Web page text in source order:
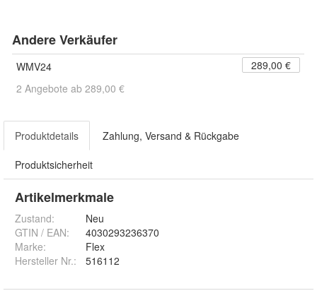
Andere Verkäufer
WMV24
289,00 €
2 Angebote ab 289,00 €
Produktdetails Zahlung, Versand & Rückgabe
Produktsicherheit
Artikelmerkmale
Zustand:
Neu
GTIN / EAN:
4030293236370
Marke:
Flex
Hersteller Nr.:
516112